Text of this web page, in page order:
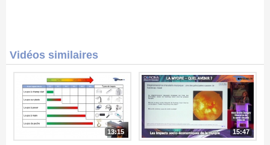
Vidéos similaires
13:15 15:47